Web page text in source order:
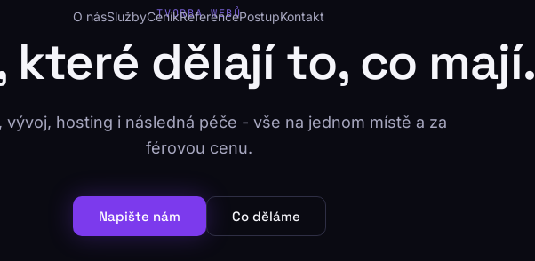
O násSlužbyCeníkReferencePostupKontakt
TVORBA WEBŮ
které dělají to, co mají.
vývoj, hosting i následná péče - vše na jednom místě a za
férovou cenu.
Napište nám Co děláme